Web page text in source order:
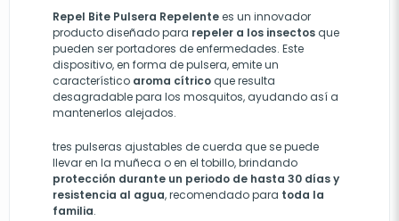
Repel Bite Pulsera Repelentees un innovador
producto diseñado para repeler a los insectos que
pueden ser portadores de enfermedades. Este
dispositivo, en forma de pulsera, emite un
característico aroma cítrico que resulta
desagradable para los mosquitos, ayudando así a
mantenerlos alejados.
tres pulseras ajustables de cuerda que se puede
llevar en la muñeca o en el tobillo, brindando
protección durante un periodo de hasta 30 días y
resistencia al agua, recomendado para toda la
familia.